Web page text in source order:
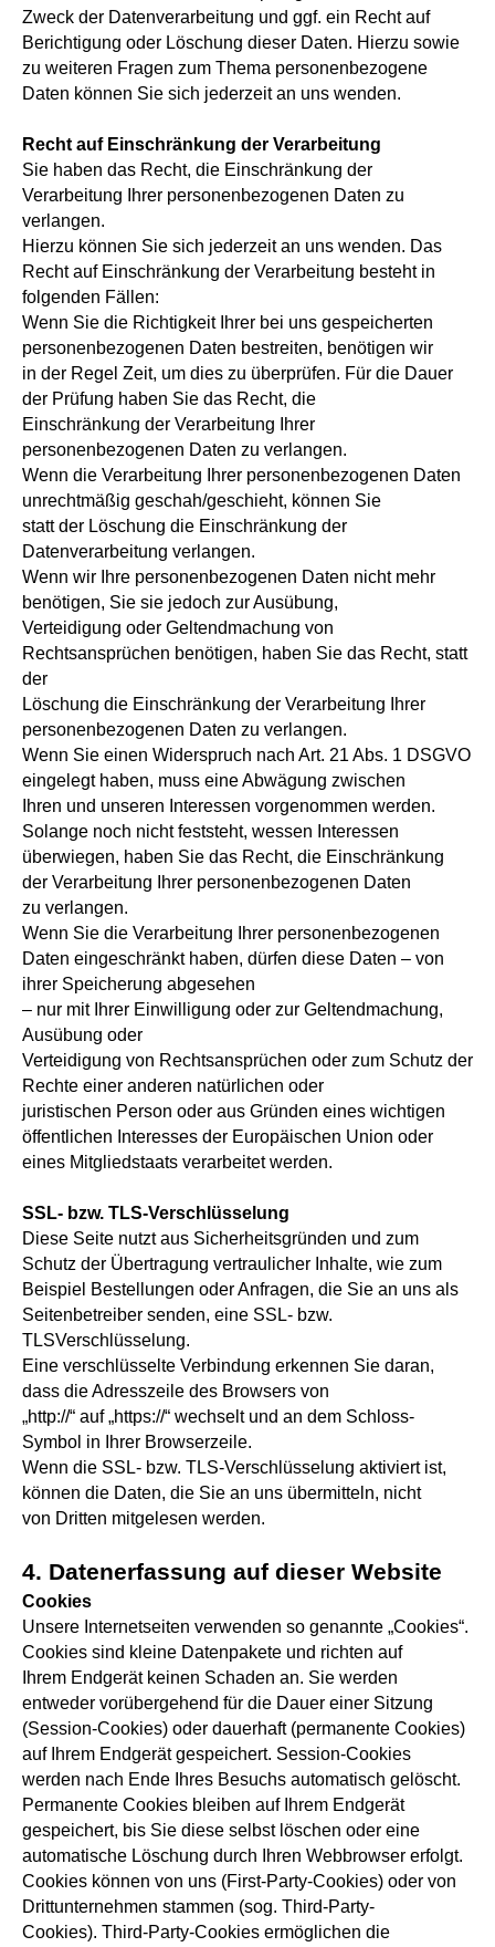
Zweck der Datenverarbeitung und ggf. ein Recht auf
Berichtigung oder Löschung dieser Daten. Hierzu sowie
zu weiteren Fragen zum Thema personenbezogene
Daten können Sie sich jederzeit an uns wenden.
Recht auf Einschränkung der Verarbeitung
Sie haben das Recht, die Einschränkung der
Verarbeitung Ihrer personenbezogenen Daten zu
verlangen.
Hierzu können Sie sich jederzeit an uns wenden. Das
Recht auf Einschränkung der Verarbeitung besteht in
folgenden Fällen:
Wenn Sie die Richtigkeit Ihrer bei uns gespeicherten
personenbezogenen Daten bestreiten, benötigen wir
in der Regel Zeit, um dies zu überprüfen. Für die Dauer
der Prüfung haben Sie das Recht, die
Einschränkung der Verarbeitung Ihrer
personenbezogenen Daten zu verlangen.
Wenn die Verarbeitung Ihrer personenbezogenen Daten
unrechtmäßig geschah/geschieht, können Sie
statt der Löschung die Einschränkung der
Datenverarbeitung verlangen.
Wenn wir Ihre personenbezogenen Daten nicht mehr
benötigen, Sie sie jedoch zur Ausübung,
Verteidigung oder Geltendmachung von
Rechtsansprüchen benötigen, haben Sie das Recht, statt
der
Löschung die Einschränkung der Verarbeitung Ihrer
personenbezogenen Daten zu verlangen.
Wenn Sie einen Widerspruch nach Art. 21 Abs. 1 DSGVO
eingelegt haben, muss eine Abwägung zwischen
Ihren und unseren Interessen vorgenommen werden.
Solange noch nicht feststeht, wessen Interessen
überwiegen, haben Sie das Recht, die Einschränkung
der Verarbeitung Ihrer personenbezogenen Daten
zu verlangen.
Wenn Sie die Verarbeitung Ihrer personenbezogenen
Daten eingeschränkt haben, dürfen diese Daten – von
ihrer Speicherung abgesehen
– nur mit Ihrer Einwilligung oder zur Geltendmachung,
Ausübung oder
Verteidigung von Rechtsansprüchen oder zum Schutz der
Rechte einer anderen natürlichen oder
juristischen Person oder aus Gründen eines wichtigen
öffentlichen Interesses der Europäischen Union oder
eines Mitgliedstaats verarbeitet werden.
SSL- bzw. TLS-Verschlüsselung
Diese Seite nutzt aus Sicherheitsgründen und zum
Schutz der Übertragung vertraulicher Inhalte, wie zum
Beispiel Bestellungen oder Anfragen, die Sie an uns als
Seitenbetreiber senden, eine SSL- bzw.
TLSVerschlüsselung.
Eine verschlüsselte Verbindung erkennen Sie daran,
dass die Adresszeile des Browsers von
„http://“ auf „https://“ wechselt und an dem Schloss-
Symbol in Ihrer Browserzeile.
Wenn die SSL- bzw. TLS-Verschlüsselung aktiviert ist,
können die Daten, die Sie an uns übermitteln, nicht
von Dritten mitgelesen werden.
4. Datenerfassung auf dieser Website
Cookies
Unsere Internetseiten verwenden so genannte „Cookies“.
Cookies sind kleine Datenpakete und richten auf
Ihrem Endgerät keinen Schaden an. Sie werden
entweder vorübergehend für die Dauer einer Sitzung
(Session-Cookies) oder dauerhaft (permanente Cookies)
auf Ihrem Endgerät gespeichert. Session-Cookies
werden nach Ende Ihres Besuchs automatisch gelöscht.
Permanente Cookies bleiben auf Ihrem Endgerät
gespeichert, bis Sie diese selbst löschen oder eine
automatische Löschung durch Ihren Webbrowser erfolgt.
Cookies können von uns (First-Party-Cookies) oder von
Drittunternehmen stammen (sog. Third-Party-
Cookies). Third-Party-Cookies ermöglichen die